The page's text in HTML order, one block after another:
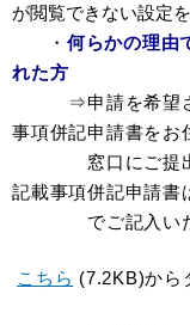
が閲覧できない設定
・ 何らかの理由
れた方
⇒申請を希望さ
事項併記申請書を
窓口にご提
記載事項併記申請書
でご記入い
こちら (7.2KB)から